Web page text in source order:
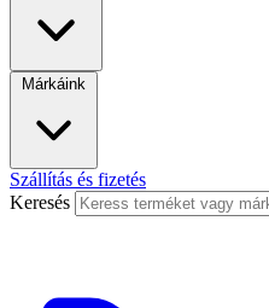
Márkáink
Szállítás és fizetés
Keresés